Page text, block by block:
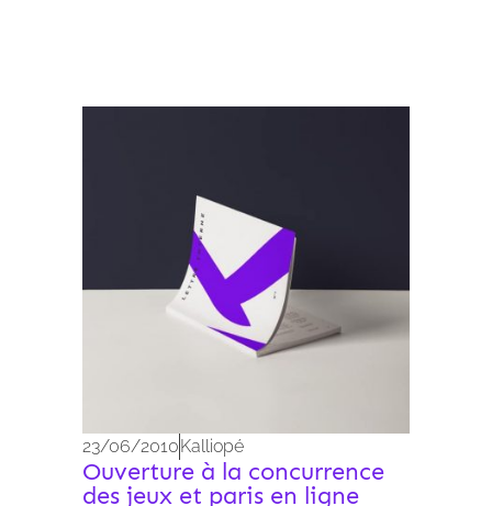
23/06/2010Kalliopé
Ouverture à la concurrence
des jeux et paris en ligne